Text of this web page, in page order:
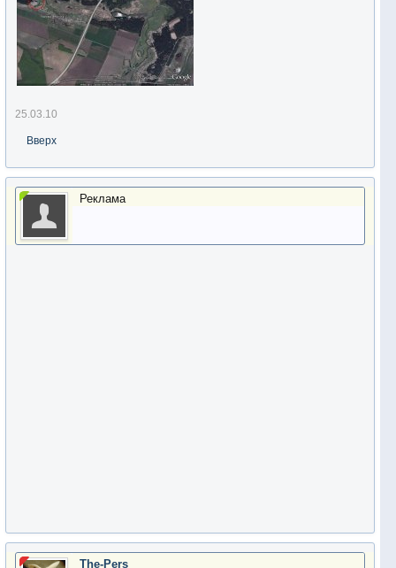
25.03.10
Вверх
Реклама
The-Pers